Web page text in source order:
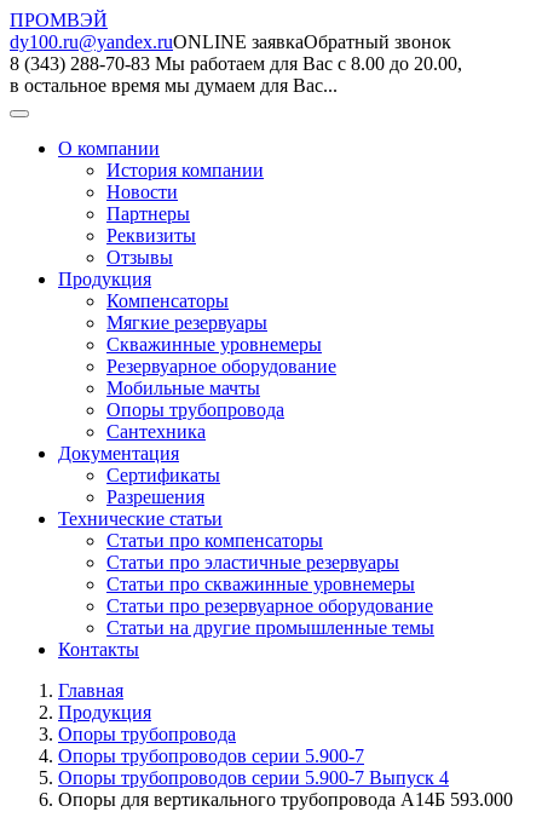
ПРОМВЭЙ
dy100.ru@yandex.ruONLINE заявкаОбратный звонок
8 (343) 288-70-83 Мы работаем для Вас с 8.00 до 20.00,
в остальное время мы думаем для Вас...
О компании
История компании
Новости
Партнеры
Реквизиты
Отзывы
Продукция
Компенсаторы
Мягкие резервуары
Скважинные уровнемеры
Резервуарное оборудование
Мобильные мачты
Опоры трубопровода
Сантехника
Документация
Сертификаты
Разрешения
Технические статьи
Статьи про компенсаторы
Статьи про эластичные резервуары
Статьи про скважинные уровнемеры
Статьи про резервуарное оборудование
Статьи на другие промышленные темы
Контакты
Главная
Продукция
Опоры трубопровода
Опоры трубопроводов серии 5.900-7
Опоры трубопроводов серии 5.900-7 Выпуск 4
Опоры для вертикального трубопровода А14Б 593.000